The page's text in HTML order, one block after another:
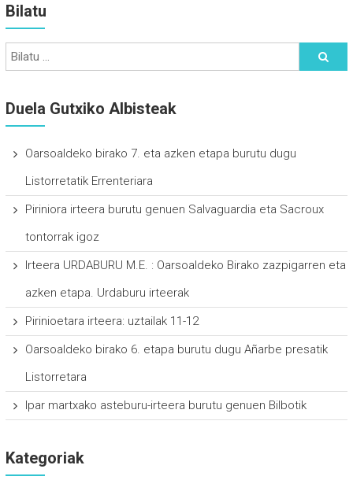
Bilatu
Duela Gutxiko Albisteak
Oarsoaldeko birako 7. eta azken etapa burutu dugu
Listorretatik Errenteriara
Piriniora irteera burutu genuen Salvaguardia eta Sacroux
tontorrak igoz
Irteera URDABURU M.E. : Oarsoaldeko Birako zazpigarren eta
azken etapa. Urdaburu irteerak
Pirinioetara irteera: uztailak 11-12
Oarsoaldeko birako 6. etapa burutu dugu Añarbe presatik
Listorretara
Ipar martxako asteburu-irteera burutu genuen Bilbotik
Kategoriak